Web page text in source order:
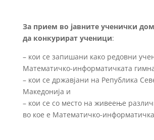
За прием во јавните ученички
да конкурират ученици:
– кои се запишани како редовни
Математичко-информатичката
– кои се државјани на Република
Македонија и
– кои се со место на живеење
во кое е Математичко-